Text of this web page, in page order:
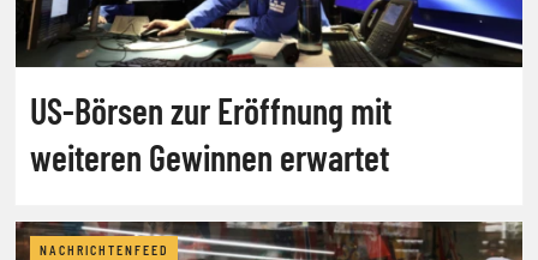
US-Börsen zur Eröffnung mit
weiteren Gewinnen erwartet
NACHRICHTENFEED